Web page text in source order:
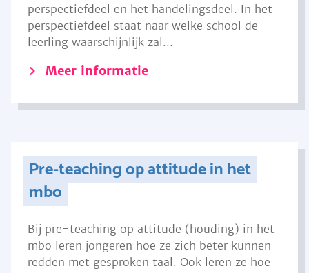
perspectiefdeel en het handelingsdeel. In het
perspectiefdeel staat naar welke school de
leerling waarschijnlijk zal...
Meer informatie
Pre-teaching op attitude in het
mbo
Bij pre-teaching op attitude (houding) in het
mbo leren jongeren hoe ze zich beter kunnen
redden met gesproken taal. Ook leren ze hoe